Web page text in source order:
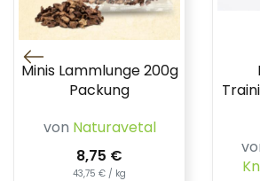
Minis Lammlunge 200g
Packung
von Naturavetal
8,75 €
43,75 € / kg